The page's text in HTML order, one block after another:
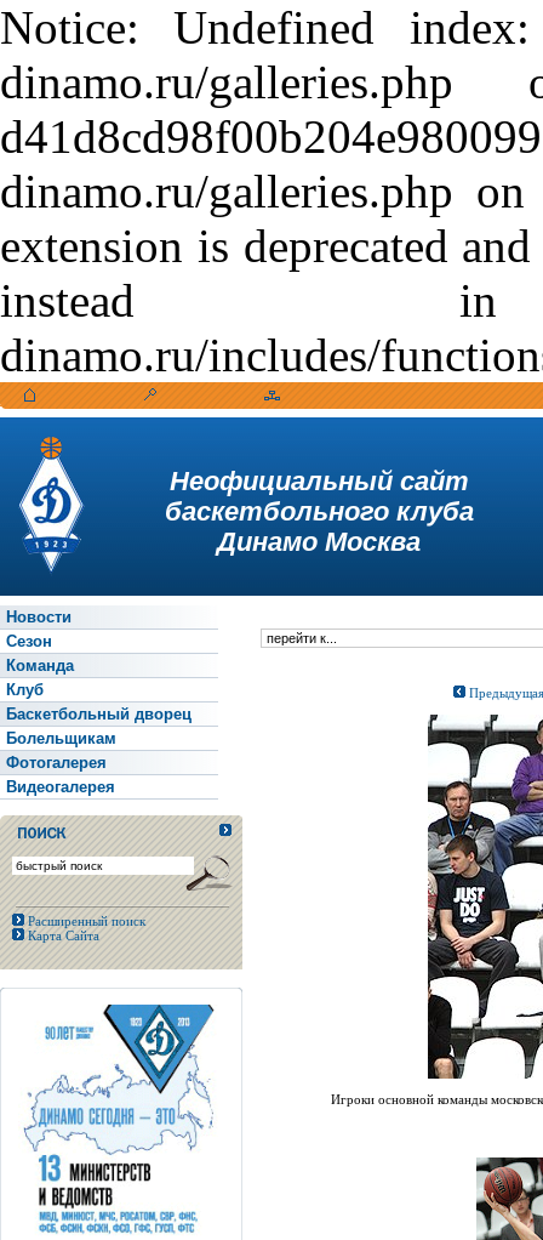
Notice: Undefined
dinamo.ru/
dinamo.ru/galleries.php
extension is deprecated
instead in /var/
dinamo.ru/includes/
Неофициальный сайт
баскетбольного клуба
Динамо Москва
Новости
Сезон
Команда
Клуб
Баскетбольный дворец
Болельщикам
Фотогалерея
Видеогалерея
Расширенный поиск
Карта Сайта
Предыдущая
Игроки основной команды